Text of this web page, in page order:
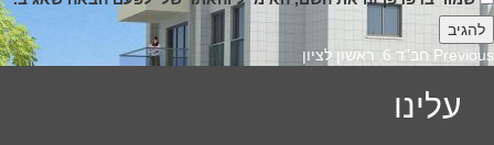
Previous
Previous
חב”ד 6, ראשון לציון
עלינו